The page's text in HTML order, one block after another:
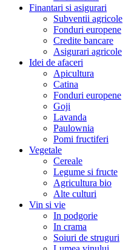
Finantari si asigurari
Subventii agricole
Fonduri europene
Credite bancare
Asigurari agricole
Idei de afaceri
Apicultura
Catina
Fonduri europene
Goji
Lavanda
Paulownia
Pomi fructiferi
Vegetale
Cereale
Legume si fructe
Agricultura bio
Alte culturi
Vin si vie
In podgorie
In crama
Soiuri de struguri